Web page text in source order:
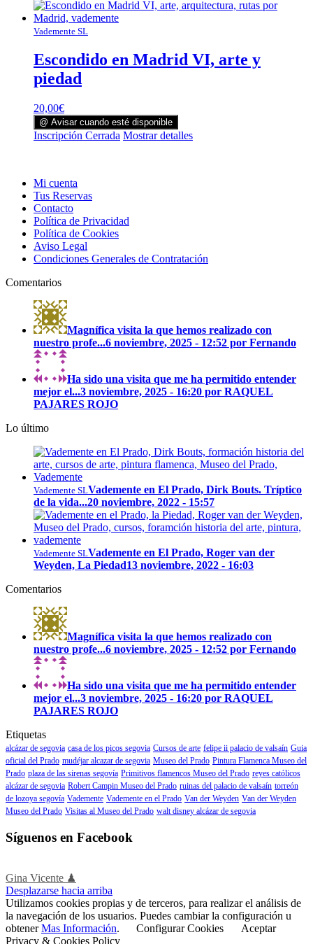
Vademente SL
Escondido en Madrid VI, arte y
piedad
20,00€
@ Avisar cuando esté disponible
Inscripción Cerrada Mostrar detalles
Mi cuenta
Tus Reservas
Contacto
Política de Privacidad
Política de Cookies
Aviso Legal
Condiciones Generales de Contratación
Comentarios
Magnífica visita la que hemos realizado con
nuestro profe...6 noviembre, 2025 - 12:52 por Fernando
Ha sido una visita que me ha permitido entender
mejor el...3 noviembre, 2025 - 16:20 por RAQUEL
PAJARES ROJO
Lo último
Vademente SLVademente en El Prado, Dirk Bouts. Tríptico
de la vida...20 noviembre, 2022 - 15:57
Vademente SLVademente en El Prado, Roger van der
Weyden, La Piedad13 noviembre, 2022 - 16:03
Comentarios
Magnífica visita la que hemos realizado con
nuestro profe...6 noviembre, 2025 - 12:52 por Fernando
Ha sido una visita que me ha permitido entender
mejor el...3 noviembre, 2025 - 16:20 por RAQUEL
PAJARES ROJO
Etiquetas
alcázar de segovia casa de los picos segovia Cursos de arte felipe ii palacio de valsaín Guia
oficial del Prado mudéjar alcazar de segovia Museo del Prado Pintura Flamenca Museo del
Prado plaza de las sirenas segovía Primitivos flamencos Museo del Prado reyes católicos
alcázar de segovia Robert Campin Museo del Prado ruinas del palacio de valsaín torreón
de lozoya segovía Vademente Vademente en el Prado Van der Weyden Van der Weyden
Museo del Prado Visitas al Museo del Prado walt disney alcázar de segovia
Síguenos en Facebook
Gina Vicente ♟
Desplazarse hacia arriba
Utilizamos cookies propias y de terceros, para realizar el análisis de
la navegación de los usuarios. Puedes cambiar la configuración u
obtenerMas Información. Configurar Cookies
Aceptar
Privacy & Cookies Policy